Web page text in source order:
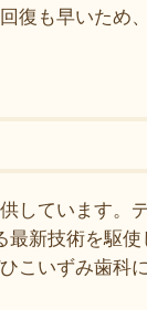
復も早いため
しています。
新技術を駆
こいずみ歯科